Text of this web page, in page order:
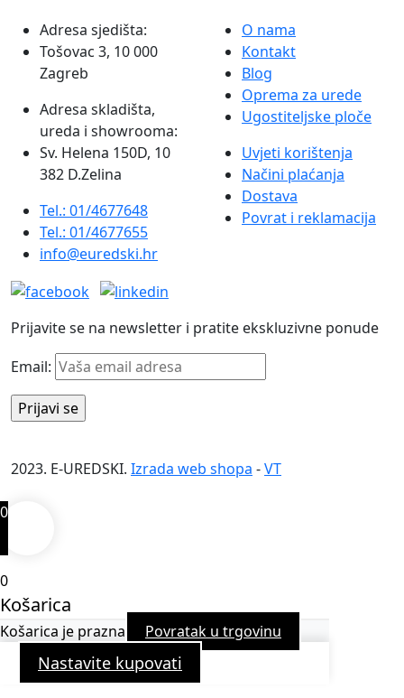
Adresa sjedišta:
Tošovac 3, 10 000
Zagreb
Adresa skladišta,
ureda i showrooma:
Sv. Helena 150D, 10
382 D.Zelina
Tel.: 01/4677648
Tel.: 01/4677655
info@euredski.hr
O nama
Kontakt
Blog
Oprema za urede
Ugostiteljske ploče
Uvjeti korištenja
Načini plaćanja
Dostava
Povrat i reklamacija
Prijavite se na newsletter i pratite ekskluzivne ponude
Email:
2023. E-UREDSKI. Izrada web shopa -VT
0
0
Košarica
Košarica je prazna Povratak u trgovinu
Nastavite kupovati